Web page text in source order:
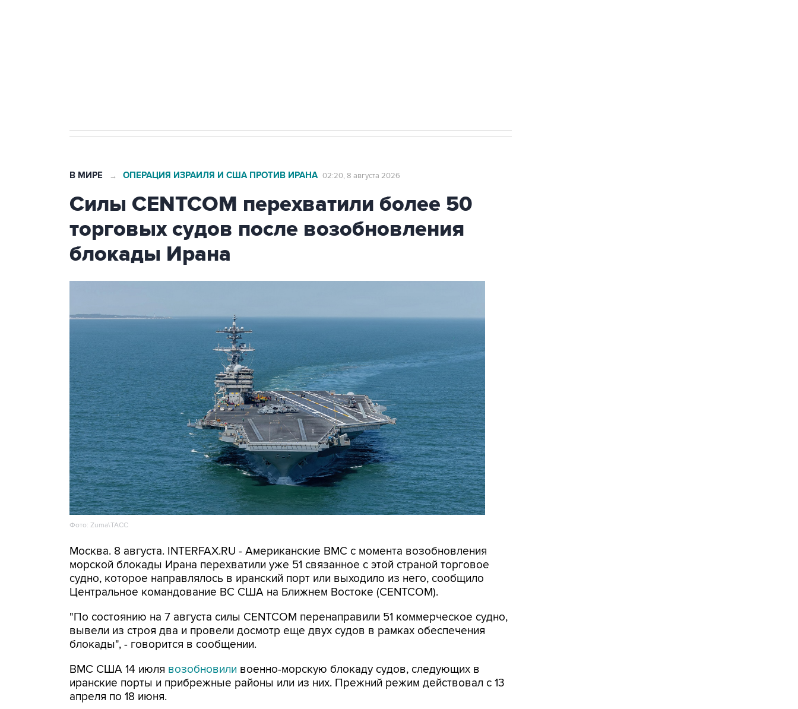
В МИРЕ → ОПЕРАЦИЯ ИЗРАИЛЯ И США ПРОТИВ ИРАНА 02:20, 8 августа 2026
Силы CENTCOM перехватили более 50
торговых судов после возобновления
блокады Ирана
Фото: Zuma\ТАСС
Москва. 8 августа. INTERFAX.RU - Американские ВМС с момента возобновления
морской блокады Ирана перехватили уже 51 связанное с этой страной торговое
судно, которое направлялось в иранский порт или выходило из него, сообщило
Центральное командование ВС США на Ближнем Востоке (CENTCOM).
"По состоянию на 7 августа силы CENTCOM перенаправили 51 коммерческое судно,
вывели из строя два и провели досмотр еще двух судов в рамках обеспечения
блокады", - говорится в сообщении.
ВМС США 14 июля возобновили военно-морскую блокаду судов, следующих в
иранские порты и прибрежные районы или из них. Прежний режим действовал с 13
апреля по 18 июня.